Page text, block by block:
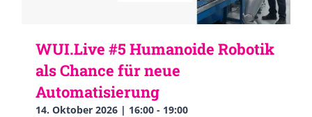
WUI.Live #5 Humanoide Robotik
als Chance für neue
Automatisierung
14. Oktober 2026 | 16:00 - 19:00